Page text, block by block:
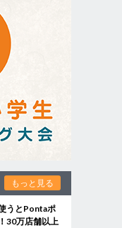
もっと見る
うとPontaポ
30万店舗以上